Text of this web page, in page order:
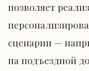
позволяет
сценарии —
на подъездной